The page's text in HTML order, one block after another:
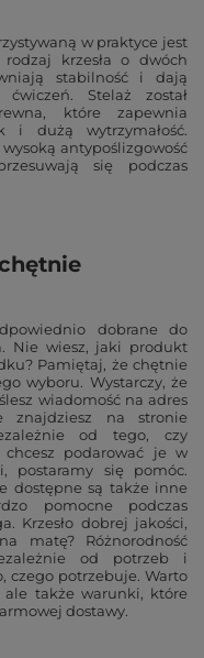
w praktyce jest
krzesła o dwóch
stabilność i dają
ćwiczeń. Stelaż został
które zapewnia
i dużą wytrzymałość.
antypoślizgowość
się podczas
dobrane do
Nie wiesz, jaki produkt
Pamiętaj, że chętnie
wyboru. Wystarczy, że
wiadomość na adres
znajdziesz na stronie
od tego, czy
chcesz podarować je w
postaramy się pomóc.
dostępne są także inne
pomocne podczas
Krzesło dobrej jakości,
matę? Różnorodność
od potrzeb i
czego potrzebuje. Warto
także warunki, które
dostawy.